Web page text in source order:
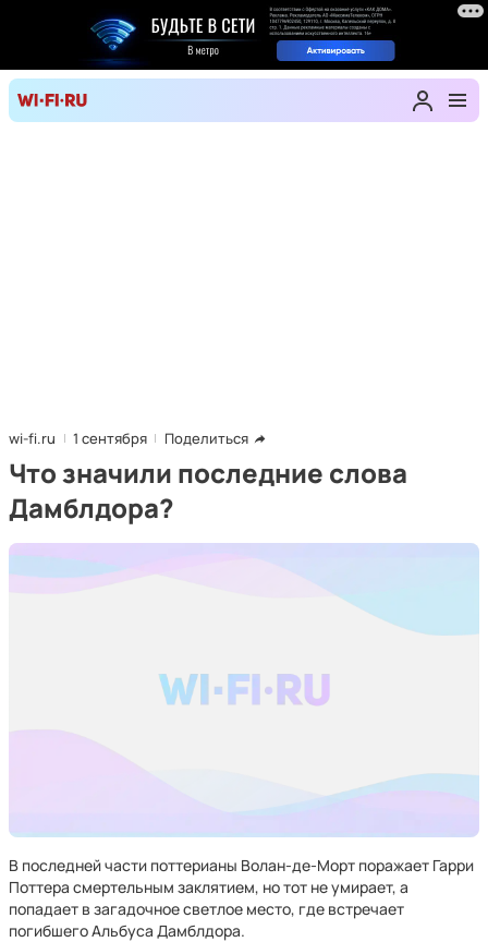
wi-fi.ru 1 сентября Поделиться
Что значили последние слова
Дамблдора?
В последней части поттерианы Волан-де-Морт поражает Гарри
Поттера смертельным заклятием, но тот не умирает, а
попадает в загадочное светлое место, где встречает
погибшего Альбуса Дамблдора.